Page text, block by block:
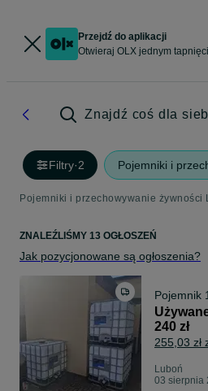
Przejdź do aplikacji
Otwieraj OLX jednym
Znajdź coś dla
Filtry·2 Pojemniki i
Pojemniki i przechowywanie żywności
ZNALEŹLIŚMY 13 OGŁOSZEŃ
Jak pozycjonowane są ogłoszenia?
Pojemnik
240 zł
255,03 zł
Luboń
03 sierpnia